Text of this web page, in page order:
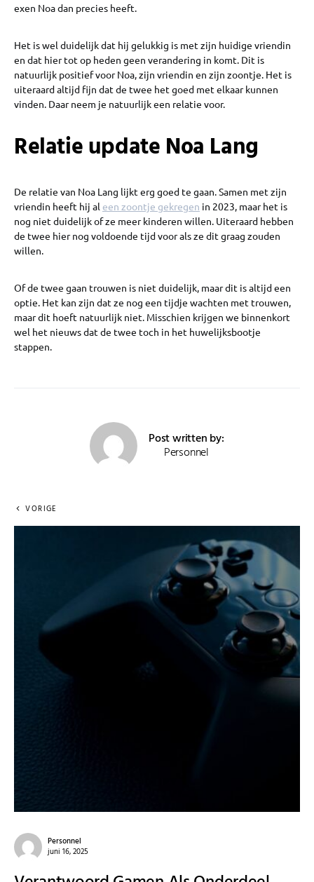
exen Noa dan precies heeft.
Het is wel duidelijk dat hij gelukkig is met zijn huidige vriendin
en dat hier tot op heden geen verandering in komt. Dit is
natuurlijk positief voor Noa, zijn vriendin en zijn zoontje. Het is
uiteraard altijd fijn dat de twee het goed met elkaar kunnen
vinden. Daar neem je natuurlijk een relatie voor.
Relatie update Noa Lang
De relatie van Noa Lang lijkt erg goed te gaan. Samen met zijn
vriendin heeft hij al een zoontje gekregen in 2023, maar het is
nog niet duidelijk of ze meer kinderen willen. Uiteraard hebben
de twee hier nog voldoende tijd voor als ze dit graag zouden
willen.
Of de twee gaan trouwen is niet duidelijk, maar dit is altijd een
optie. Het kan zijn dat ze nog een tijdje wachten met trouwen,
maar dit hoeft natuurlijk niet. Misschien krijgen we binnenkort
wel het nieuws dat de twee toch in het huwelijksbootje
stappen.
Post written by:
Personnel
VORIGE
Personnel
juni 16, 2025